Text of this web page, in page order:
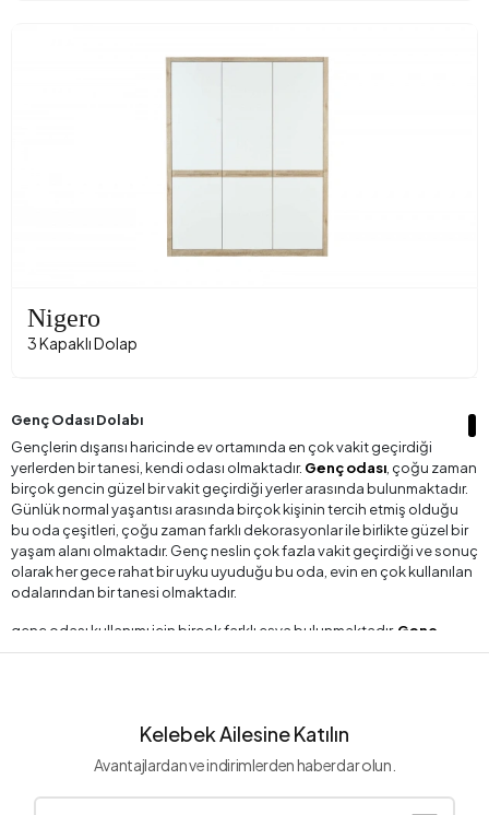
Nigero
3 Kapaklı Dolap
Genç Odası Dolabı
Gençlerin dışarısı haricinde ev ortamında en çok vakit geçirdiği
yerlerden bir tanesi, kendi odası olmaktadır. Genç odası , çoğu zaman
birçok gencin güzel bir vakit geçirdiği yerler arasında bulunmaktadır.
Günlük normal yaşantısı arasında birçok kişinin tercih etmiş olduğu
bu oda çeşitleri, çoğu zaman farklı dekorasyonlar ile birlikte güzel bir
yaşam alanı olmaktadır. Genç neslin çok fazla vakit geçirdiği ve sonuç
olarak her gece rahat bir uyku uyuduğu bu oda, evin en çok kullanılan
odalarından bir tanesi olmaktadır.
genç odası kullanımı için birçok farklı eşya bulunmaktadır. Genç
odası takımıgenel anlamda bu tarz odalar için çok fazla tercih
eşyalarından bir tanesi, Gardrop olmaktadır. Bir diğer ismi ile
edilen genç odası eşyaları arasında yer almaktadır.
Kelebek Ailesine Katılın
Avantajlardan ve indirimlerden haberdar olun.